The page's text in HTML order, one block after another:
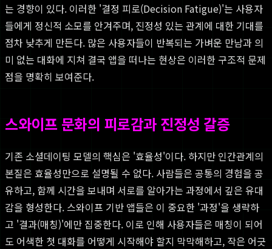
는 경향이 있다. 이러한 '결정 피로(Decision Fatigue)'는 사용자
들에게 정신적 소모를 안겨주며, 진정성 있는 관계에 대한 기대를
점차 낮추게 만든다. 많은 사용자들이 반복되는 가벼운 만남과 의
미 없는 대화에 지쳐 결국 앱을 떠나는 현상은 이러한 구조적 문제
점을 명확히 보여준다.
스와이프 문화의 피로감과 진정성 갈증
기존 소셜데이팅 모델의 핵심은 '효율성'이다. 하지만 인간관계의
본질은 효율성만으로 설명될 수 없다. 사람들은 공통의 경험을 공
유하고, 함께 시간을 보내며 서로를 알아가는 과정에서 깊은 유대
감을 형성한다. 스와이프 기반 앱들은 이 중요한 '과정'을 생략하
고 '결과(매칭)'에만 집중한다. 이로 인해 사용자들은 매칭이 되어
도 어색한 첫 대화를 어떻게 시작해야 할지 막막해하고, 작은 어긋